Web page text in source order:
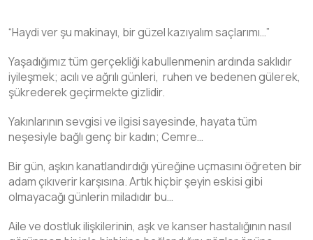
“Haydi ver şu makinayı, bir güzel kazıyalım saçlarımı…”
Yaşadığımız tüm gerçekliği kabullenmenin ardında saklıdır
iyileşmek; acılı ve ağrılı günleri, ruhen ve bedenen gülerek,
şükrederek geçirmekte gizlidir.
Yakınlarının sevgisi ve ilgisi sayesinde, hayata tüm
neşesiyle bağlı genç bir kadın; Cemre…
Bir gün, aşkın kanatlandırdığı yüreğine uçmasını öğreten bir
adam çıkıverir karşısına. Artık hiçbir şeyin eskisi gibi
olmayacağı günlerin miladıdır bu…
Aile ve dostluk ilişkilerinin, aşk ve kanser hastalığının nasıl